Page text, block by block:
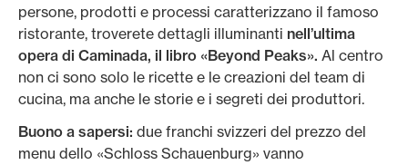
persone, prodotti e processi caratterizzano il famoso
ristorante, troverete dettagli illuminanti nell’ultima
opera di Caminada, il libro «Beyond Peaks». Al centro
non ci sono solo le ricette e le creazioni del team di
cucina, ma anche le storie e i segreti dei produttori.
Buono a sapersi: due franchi svizzeri del prezzo del
menu dello «Schloss Schauenburg» vanno